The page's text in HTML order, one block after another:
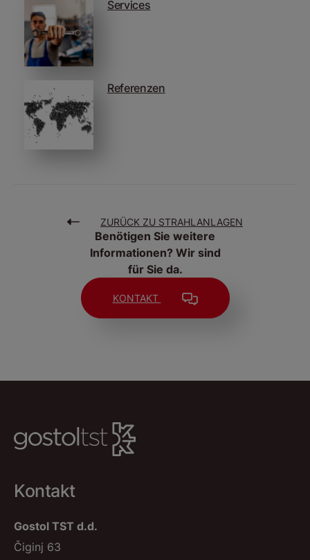
Services
Referenzen
ZURÜCK ZU STRAHLANLAGEN
Benötigen Sie weitere
Informationen? Wir sind
für Sie da.
KONTAKT
Kontakt
Gostol TST d.d.
Čiginj 63